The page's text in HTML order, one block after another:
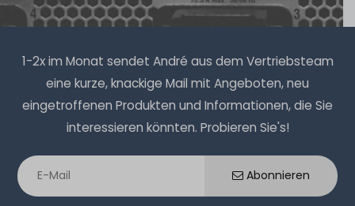
1-2x im Monat sendet André aus dem Vertriebsteam
eine kurze, knackige Mail mit Angeboten, neu
eingetroffenen Produkten und Informationen, die Sie
interessieren könnten. Probieren Sie's!
Abonnieren